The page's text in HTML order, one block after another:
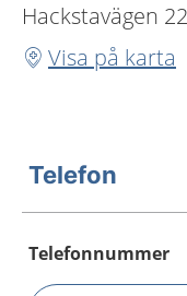
Hackstavägen
Visa på karta
Telefon
Telefonnummer